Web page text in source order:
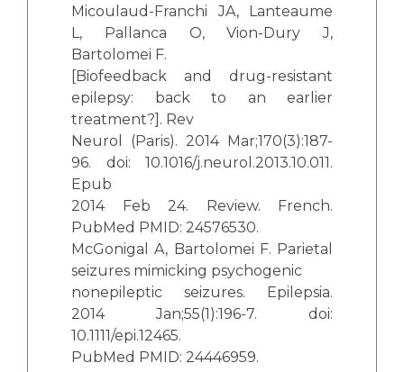
Micoulaud-Franchi JA, Lanteaume
L, Pallanca O, Vion-Dury J,
Bartolomei F.
[Biofeedback and drug-resistant
epilepsy: back to an earlier
treatment?]. Rev
Neurol (Paris). 2014 Mar;170(3):187-
96. doi: 10.1016/j.neurol.2013.10.011.
Epub
2014 Feb 24. Review. French.
PubMed PMID: 24576530.
McGonigal A, Bartolomei F. Parietal
seizures mimicking psychogenic
nonepileptic seizures. Epilepsia.
2014 Jan;55(1):196-7. doi:
10.1111/epi.12465.
PubMed PMID: 24446959.